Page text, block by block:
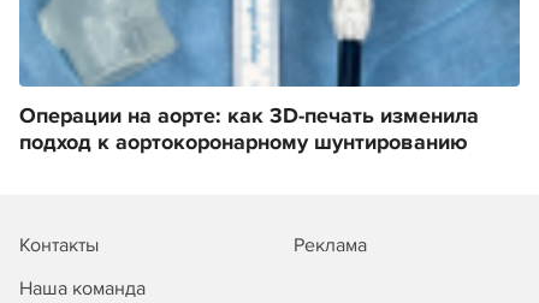
Операции на аорте: как 3D-печать изменила
подход к аортокоронарному шунтированию
Контакты
Реклама
Наша команда